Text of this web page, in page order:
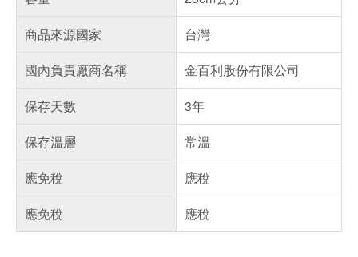
商品來源國家
台灣
國內負責廠商名稱
金百利股份有限公司
保存天數
3年
保存溫層
常溫
應免稅
應稅
應免稅
應稅